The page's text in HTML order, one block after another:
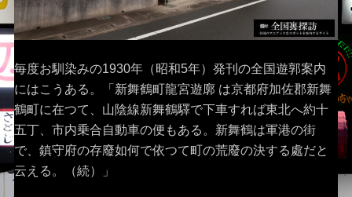
毎度お馴染みの1930年（昭和5年）発刊の全国遊郭案内
にはこうある。「新舞鶴町龍宮遊廓 は京都府加佐郡新舞
鶴町に在つて、山陰線新舞鶴驛で下車すれば東北へ約十
五丁、市内乗合自動車の便もある。新舞鶴は軍港の街
で、鎮守府の存廢如何で依つて町の荒廢の決する處だと
云える。（続）」